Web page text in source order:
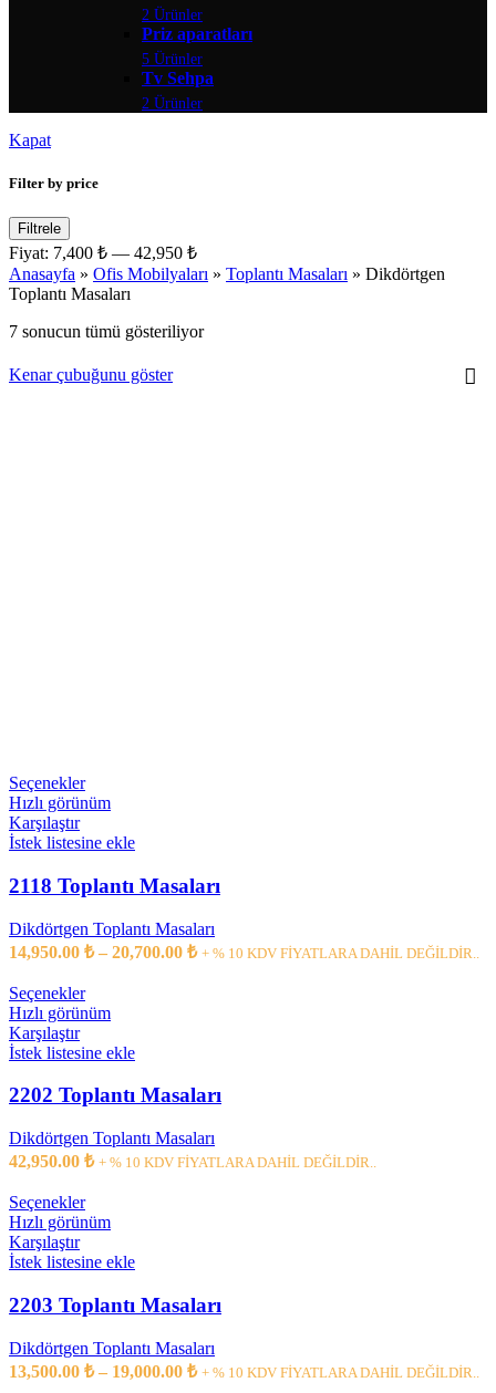
2 Ürünler
Priz aparatları
5 Ürünler
Tv Sehpa
2 Ürünler
Kapat
Filter by price
Filtrele
Fiyat: 7,400 ₺ — 42,950 ₺
Anasayfa » Ofis Mobilyaları » Toplantı Masaları » Dikdörtgen
Toplantı Masaları
7 sonucun tümü gösteriliyor
Kenar çubuğunu göster
Seçenekler
Hızlı görünüm
Karşılaştır
İstek listesine ekle
2118 Toplantı Masaları
Dikdörtgen Toplantı Masaları
14,950.00 ₺ – 20,700.00 ₺ + % 10 KDV FİYATLARA DAHİL DEĞİLDİR..
Seçenekler
Hızlı görünüm
Karşılaştır
İstek listesine ekle
2202 Toplantı Masaları
Dikdörtgen Toplantı Masaları
42,950.00 ₺ + % 10 KDV FİYATLARA DAHİL DEĞİLDİR..
Seçenekler
Hızlı görünüm
Karşılaştır
İstek listesine ekle
2203 Toplantı Masaları
Dikdörtgen Toplantı Masaları
13,500.00 ₺ – 19,000.00 ₺ + % 10 KDV FİYATLARA DAHİL DEĞİLDİR..